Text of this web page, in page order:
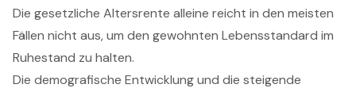
Die gesetzliche Altersrente alleine reicht in den meisten
Fällen nicht aus, um den gewohnten Lebensstandard im
Ruhestand zu halten.
Die demografische Entwicklung und die steigende